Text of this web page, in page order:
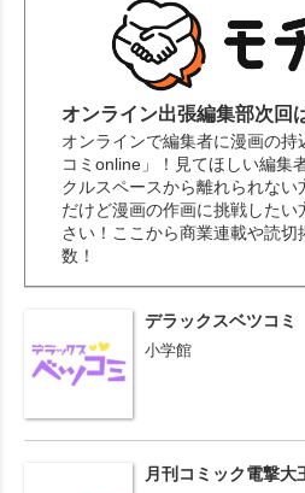
オンライン出張編集部次回
オンラインで編集者に漫画の持
コミonline」！見てほしい編集
クルスペースから離れられない
だけど漫画の作画に挑戦した
さい！ここから商業連載や読切
数！
デラックスベツコミ
小学館
月刊コミック電撃大